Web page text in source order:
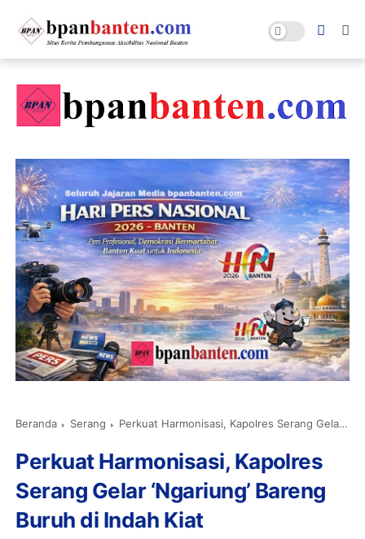
Beranda Serang Perkuat Harmonisasi, Kapolres Serang Gelar ‘Ngariung’ Bareng Buruh di Indah Kiat
Perkuat Harmonisasi, Kapolres
Serang Gelar ‘Ngariung’ Bareng
Buruh di Indah Kiat